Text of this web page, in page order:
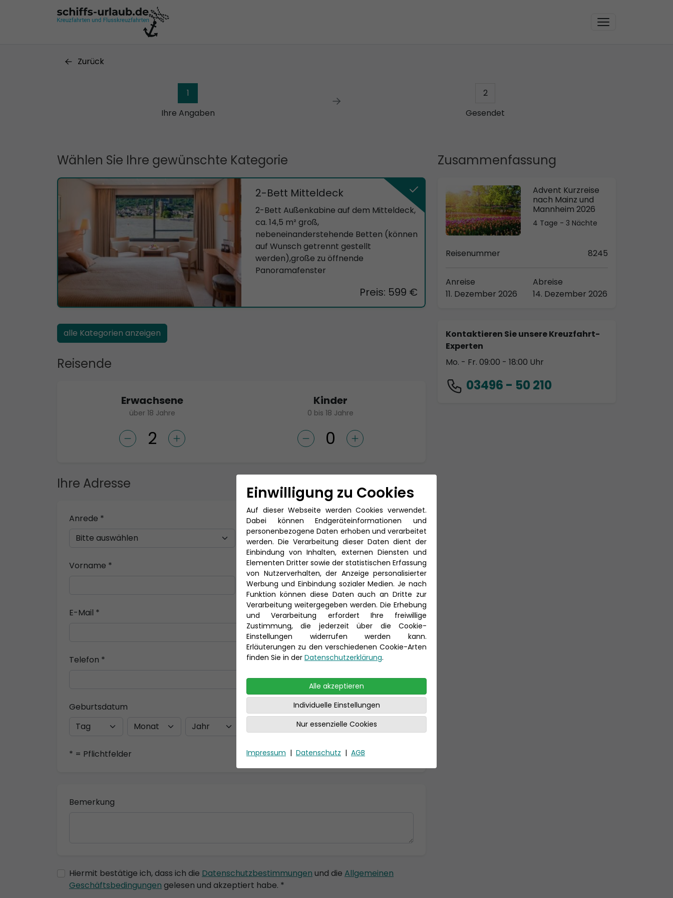
Zurück
1
Ihre Angaben
2
Gesendet
Zusammenfassung
Advent Kurzreise
nach Mainz und
Mannheim 2026
4 Tage - 3 Nächte
Reisenummer 8245
Anreise
11. Dezember 2026
Abreise
14. Dezember 2026
Kontaktieren Sie unsere Kreuzfahrt-
Experten
Mo. - Fr. 09:00 - 18:00 Uhr
03496 - 50 210
Wählen Sie Ihre gewünschte Kategorie
2-Bett Mitteldeck
2-Bett Außenkabine auf dem Mitteldeck,
ca. 14,5 m² groß,
nebeneinanderstehende Betten (können
auf Wunsch getrennt gestellt
werden),große zu öffnende
Panoramafenster
Preis: 599 €
alle Kategorien anzeigen
Reisende
Erwachsene
über 18 Jahre
Kinder
0 bis 18 Jahre
Ihre Adresse
Anrede * Titel
Vorname * Nachname *
E-Mail *
Telefon *
Geburtsdatum
* = Pflichtfelder
Bemerkung
Hiermit bestätige ich, dass ich die Datenschutzbestimmungen und die Allgemeinen
Geschäftsbedingungen gelesen und akzeptiert habe. *
Einwilligung zu Cookies
Auf dieser Webseite werden Cookies verwendet.
Dabei können Endgeräteinformationen und
personenbezogene Daten erhoben und verarbeitet
werden. Die Verarbeitung dieser Daten dient der
Einbindung von Inhalten, externen Diensten und
Elementen Dritter sowie der statistischen Erfassung
von Nutzerverhalten, der Anzeige personalisierter
Werbung und Einbindung sozialer Medien. Je nach
Funktion können diese Daten auch an Dritte zur
Verarbeitung weitergegeben werden. Die Erhebung
und Verarbeitung erfordert Ihre freiwillige
Zustimmung, die jederzeit über die Cookie-
Einstellungen widerrufen werden kann.
Erläuterungen zu den verschiedenen Cookie-Arten
finden Sie in der Datenschutzerklärung.
Alle akzeptieren
Individuelle Einstellungen
Nur essenzielle Cookies
Impressum | Datenschutz | AGB